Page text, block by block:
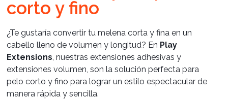
Salones
corto y fino
¿Te gustaría convertir tu melena corta y fina en un
cabello lleno de volumen y longitud? En Play
Extensions, nuestras extensiones adhesivas y
extensiones volumen, son la solución perfecta para
pelo corto y fino para lograr un estilo espectacular de
manera rápida y sencilla.